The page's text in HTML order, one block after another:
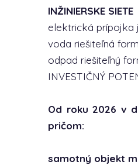
INŽINIERSKE SIETE
elektrická prípojka
voda riešiteľná
odpad riešiteľný
INVESTIČNÝ
Od roku 2026 v
pričom:
samotný objekt